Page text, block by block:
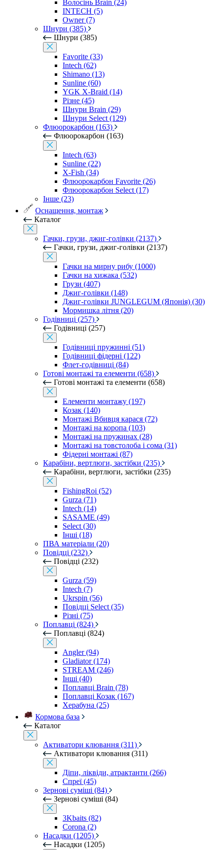
Волосінь Brain (24)
INTECH (5)
Owner (7)
Шнури (385)
Шнури (385)
Favorite (33)
Intech (62)
Shimano (13)
Sunline (60)
YGK X-Braid (14)
Різне (45)
Шнури Brain (29)
Шнури Select (129)
Флюорокарбон (163)
Флюорокарбон (163)
Intech (63)
Sunline (22)
X-Fish (34)
Флюорокарбон Favorite (26)
Флюорокарбон Select (17)
Інше (23)
Оснащення, монтаж
Каталог
Гачки, грузи, джиг-голівки (2137)
Гачки, грузи, джиг-голівки (2137)
Гачки на мирну рибу (1000)
Гачки на хижака (532)
Грузи (407)
Джиг-голівки (148)
Джиг-голівки JUNGLEGUM (Японія) (30)
Мормишка літня (20)
Годівниці (257)
Годівниці (257)
Годівниці пружинні (51)
Годівниці фідерні (122)
Флет-годівниці (84)
Готові монтажі та елементи (658)
Готові монтажі та елементи (658)
Елементи монтажу (197)
Козак (140)
Монтажі Вбивця карася (72)
Монтажі на коропа (103)
Монтажі на пружинах (28)
Монтажі на товстолоба і сома (31)
Фідерні монтажі (87)
Карабіни, вертлюги, застібки (235)
Карабіни, вертлюги, застібки (235)
FishingRoi (52)
Gurza (71)
Intech (14)
SASAME (49)
Select (30)
Інші (18)
ПВА матеріали (20)
Повідці (232)
Повідці (232)
Gurza (59)
Intech (7)
Ukrspin (56)
Повідці Select (35)
Різні (75)
Поплавці (824)
Поплавці (824)
Angler (94)
Gladiator (174)
STREAM (246)
Інші (40)
Поплавці Brain (78)
Поплавці Козак (167)
Херабуна (25)
Кормова база
Каталог
Активатори клювання (311)
Активатори клювання (311)
Діпи, ліквіди, атрактанти (266)
Спреї (45)
Зернові суміші (84)
Зернові суміші (84)
3Kbaits (82)
Corona (2)
Насадки (1205)
Насадки (1205)